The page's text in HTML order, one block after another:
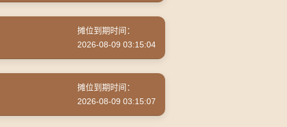
摊位到期时间：
2026-08-09 03:15:04
摊位到期时间：
2026-08-09 03:15:07